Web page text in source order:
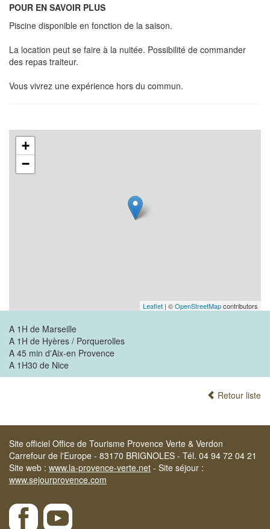
POUR EN SAVOIR PLUS
Piscine disponible en fonction de la saison.
La location peut se faire à la nuitée. Possibilité de commander
des repas traiteur.
Vous vivrez une expérience hors du commun.
+
−
Leaflet | ©OpenStreetMapcontributors
A 1H de Marseille
A 1H de Hyères / Porquerolles
A 45 min d'Aix-en Provence
A 1H30 de Nice
Retour liste
Site officiel Office de Tourisme Provence Verte & Verdon
Carrefour de l'Europe - 83170 BRIGNOLES - Tél. 04 94 72 04 21
Site web : www.la-provence-verte.net - Site séjour :
www.sejourprovence.com